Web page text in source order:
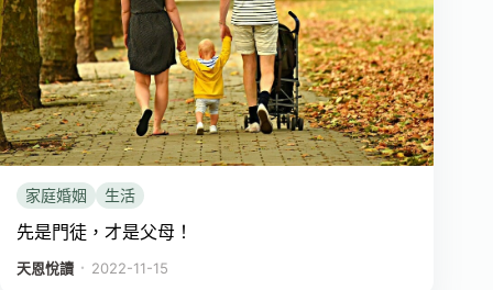
家庭婚姻 生活
先是門徒，才是父母！
天恩悅讀 ． 2022-11-15